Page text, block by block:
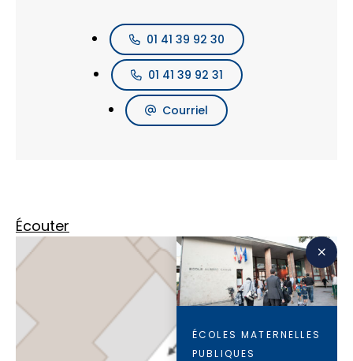
01 41 39 92 30
01 41 39 92 31
Courriel
Écouter
ÉCOLES MATERNELLES
PUBLIQUES